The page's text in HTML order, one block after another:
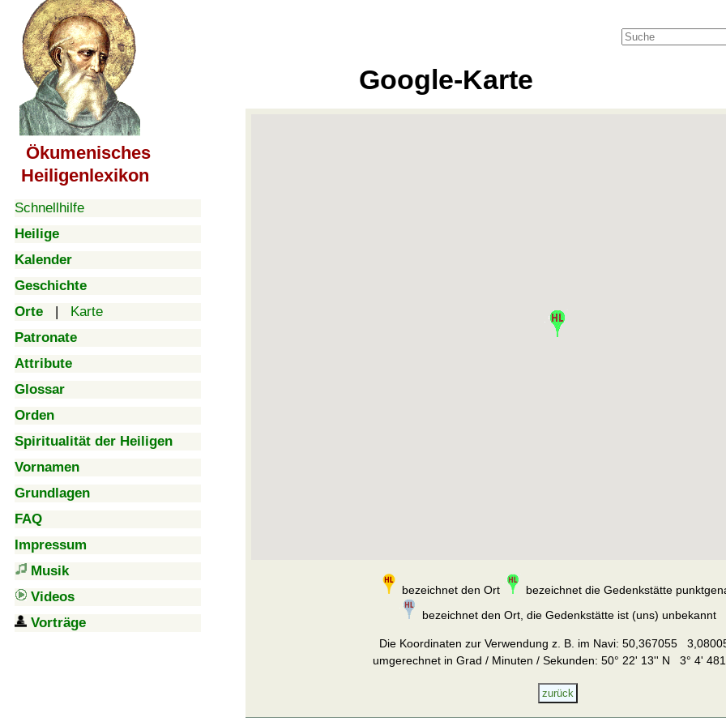
Ökumenisches
Heiligenlexikon
Schnellhilfe
Heilige
Kalender
Geschichte
Orte | Karte
Patronate
Attribute
Glossar
Orden
Spiritualität der Heiligen
Vornamen
Grundlagen
FAQ
Impressum
Musik
Videos
Vorträge
Google-Karte
bezeichnet den Ort
bezeichnet die Gedenkstätte
bezeichnet den Ort, die Gedenkstätte ist (uns) unbekannt
Die Koordinaten zur Verwendung z. B. im Navi: 50,367055
umgerechnet in Grad / Minuten / Sekunden: 50° 22' 13'' N 3° 4'